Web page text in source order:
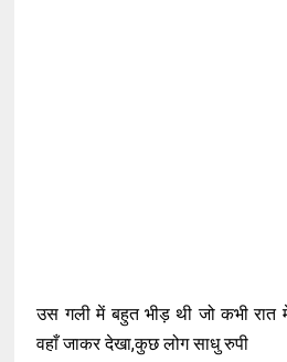
उस गली में बहुत भीड़ थी जो कभी
वहाँ जाकर देखा,कुछ लोग साधु रुपी